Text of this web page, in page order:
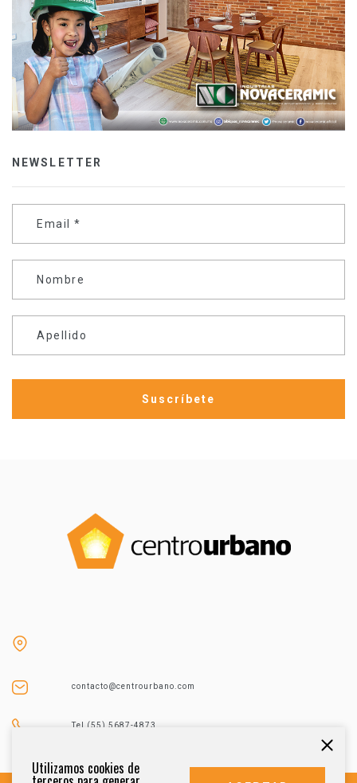
NEWSLETTER
Email *
Nombre
Apellido
contacto@centrourbano.com
Tel (55) 5687-4873
Utilizamos cookies de